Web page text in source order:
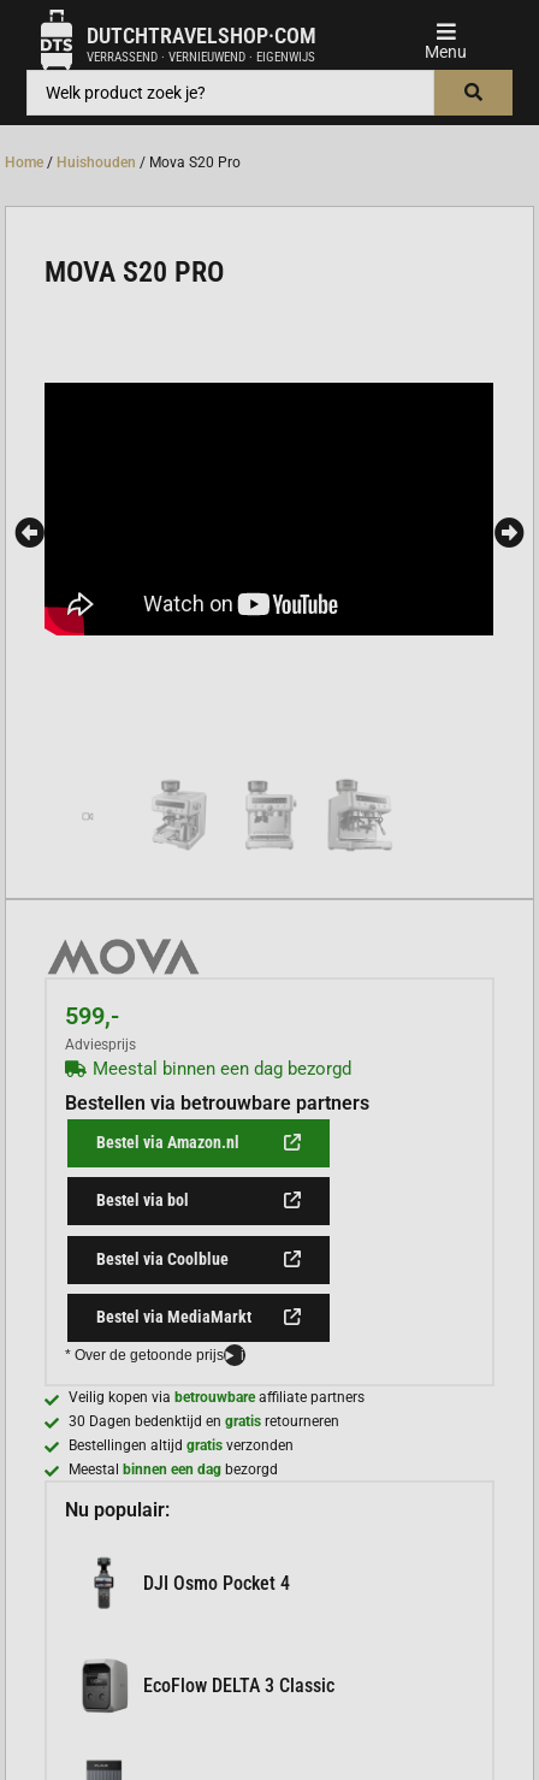
DUTCHTRAVELSHOP·COM
VERRASSEND · VERNIEUWEND · EIGENWIJS
Home / Huishouden / Mova S20 Pro
MOVA S20 PRO
599,-
Adviesprijs
Meestal binnen een dag bezorgd
Bestellen via betrouwbare partners
Bestel via Amazon.nl
Bestel via bol
Bestel via Coolblue
Bestel via MediaMarkt
* Over de getoonde prijs i
Veilig kopen via betrouwbareaffiliate partners
30 Dagen bedenktijd engratis retourneren
Bestellingen altijdgratisverzonden
Meestal
binnen een dag bezorgd
Nu populair:
DJI Osmo Pocket 4
EcoFlow DELTA 3 Classic